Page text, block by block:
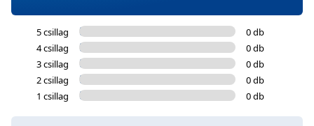
5 csillag
0 db
4 csillag
0 db
3 csillag
0 db
2 csillag
0 db
1 csillag
0 db